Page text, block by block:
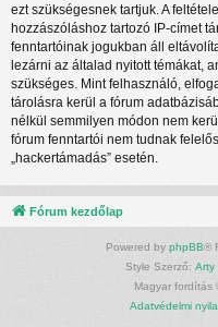
ezt szükségesnek tartjuk. A
hozzászóláshoz tartozó IP-címet
fenntartóinak jogukban áll
lezárni az általad nyitott témákat,
szükséges. Mint felhasználó,
tárolásra kerül a fórum
nélkül semmilyen módon nem
fórum fenntartói nem tudnak
„hackertámadás” esetén.
Fórum kezdőlap
Powered by phpBB®
Style Szerző: Arty
Magyar fordítás
Adatvédelmi